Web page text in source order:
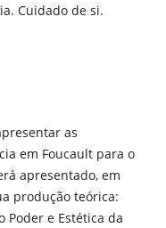
Cuidado de si.
as
em Foucault para o
apresentado, em
produção teórica:
Poder e Estética da